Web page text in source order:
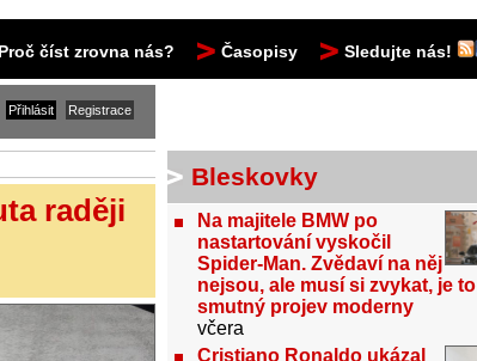
Proč číst zrovna nás? Časopisy Sledujte nás!
raději
Bleskovky
Na majitele BMW po
nastartování vyskočil
Spider-Man. Zvědaví na něj
nejsou, ale musí si zvykat, je
smutný projev moderny
včera
Cristiano Ronaldo ukázal